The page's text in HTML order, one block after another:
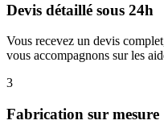
Devis détaillé sous 24h
Vous recevez un devis
vous accompagnons sur les
3
Fabrication sur mesure